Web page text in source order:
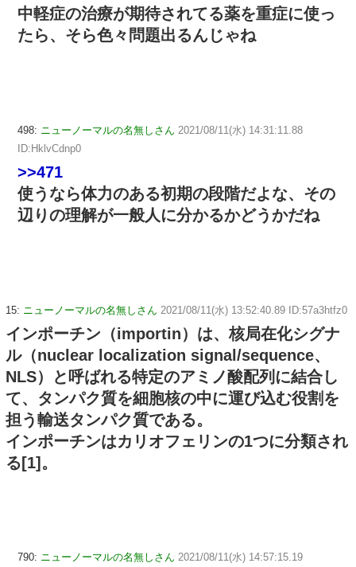
中軽症の治療が期待されてる薬を重症に使っ
たら、そら色々問題出るんじゃね
498: ニューノーマルの名無しさん 2021/08/11(水) 14:31:11.88
ID:HklvCdnp0
>>471
使うなら体力のある初期の段階だよな、その
辺りの理解が一般人に分かるかどうかだね
15: ニューノーマルの名無しさん 2021/08/11(水) 13:52:40.89 ID:57a3htfz0
インポーチン（importin）は、核局在化シグナ
ル（nuclear localization signal/sequence、
NLS）と呼ばれる特定のアミノ酸配列に結合し
て、タンパク質を細胞核の中に運び込む役割を
担う輸送タンパク質である。
インポーチンはカリオフェリンの1つに分類され
る[1]。
790: ニューノーマルの名無しさん 2021/08/11(水) 14:57:15.19